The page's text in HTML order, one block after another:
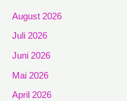
August 2026
Juli 2026
Juni 2026
Mai 2026
April 2026